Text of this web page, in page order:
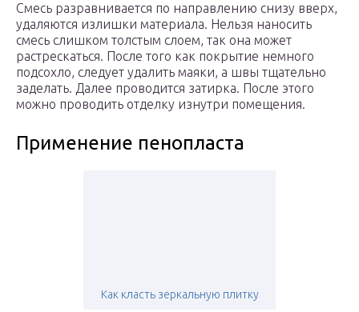
Смесь разравнивается по направлению снизу вверх,
удаляются излишки материала. Нельзя наносить
смесь слишком толстым слоем, так она может
растрескаться. После того как покрытие немного
подсохло, следует удалить маяки, а швы тщательно
заделать. Далее проводится затирка. После этого
можно проводить отделку изнутри помещения.
Применение пенопласта
Как класть зеркальную плитку